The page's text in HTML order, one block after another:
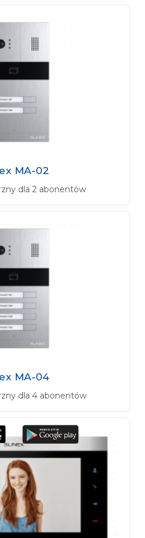
MA-02
dla 2 abonentów
MA-04
dla 4 abonentów